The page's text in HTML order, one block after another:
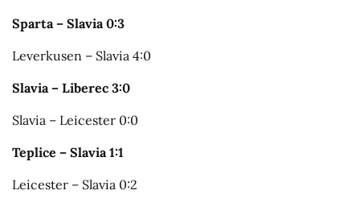
Sparta – Slavia 0:3
Leverkusen – Slavia 4:0
Slavia – Liberec 3:0
Slavia – Leicester 0:0
Teplice – Slavia 1:1
Leicester – Slavia 0:2